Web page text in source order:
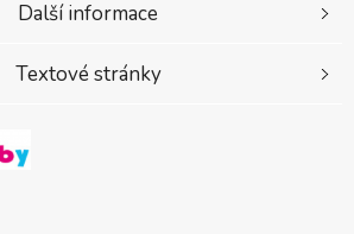
Další informace
Textové stránky